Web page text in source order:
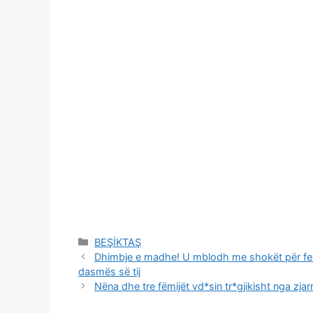
Categories
BEŞİKTAŞ
Dhimbje e madhe! U mblodh me shokët për
dasmës së tij
Nëna dhe tre fëmijët vd*sin tr*gjikisht nga